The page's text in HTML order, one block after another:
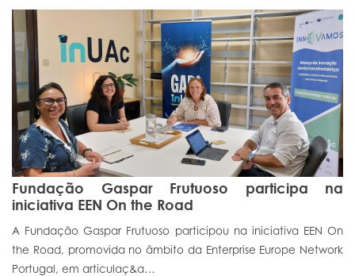
Fundação Gaspar Frutuoso participa na
iniciativa EEN On the Road
A Fundação Gaspar Frutuoso participou na iniciativa EEN On
the Road, promovida no âmbito da Enterprise Europe Network
Portugal, em articulaç&a…